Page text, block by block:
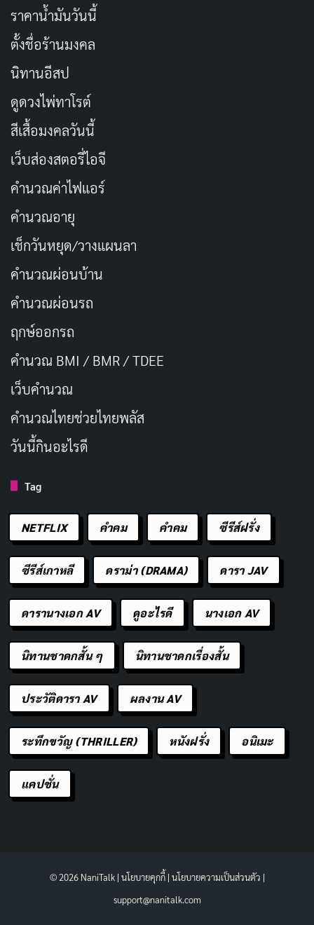
ราคาน้ำมันวันนี้
ตั้งชื่อร้านมงคล
นิทานอีสป
ดูดวงไพ่ทาโรต์
สีเสื้อมงคลวันนี้
เว็บส่องสตอรี่ไอจี
คำนวณค่าไฟแอร์
คำนวณอายุ
เช็กวันหยุด/วางแผนลา
คำนวณผ่อนบ้าน
คำนวณผ่อนรถ
ฤกษ์ออกรถ
คำนวณ BMI / BMR / TDEE
เว็บคํานวณ
คํานวณไทยช่วยไทยพลัส
วันนี้กินอะไรดี
Tag
NETFLIX คำคม คําคม ซีรีส์ฝรั่ง
ซีรีส์เกาหลี ดราม่า (DRAMA) ดารา JAV
ดารานางเอก AV ดูอะไรดี นางเอก AV
นิทานชาดกสั้น ๆ นิทานชาดกเรื่องสั้น
ประวัติดารา AV ผลงาน AV
ระทึกขวัญ (THRILLER) หนังฝรั่ง อนิเมะ
แคปชั่น
© 2026 NaniTalk | นโยบายคุกกี้| นโยบายความเป็นส่วนตัว |
support@nanitalk.com